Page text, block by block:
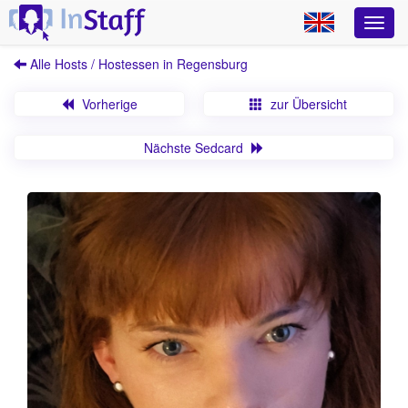
Alle Hosts / Hostessen in Regensburg
Vorherige zur Übersicht
Nächste Sedcard